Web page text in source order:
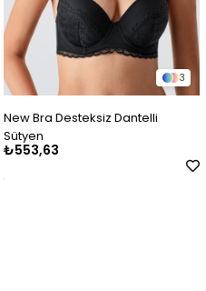
3
New Bra Desteksiz Dantelli
Sütyen
₺553,63